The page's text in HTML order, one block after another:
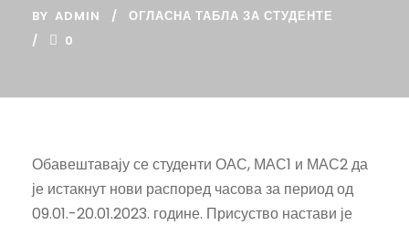
BY ADMIN
ОГЛАСНА ТАБЛА ЗА СТУДЕНТЕ
0
Обавештавају се студенти ОАС, МАС1 и МАС2 да
је истакнут нови распоред часова за период од
09.01.-20.01.2023. године. Присуство настави је